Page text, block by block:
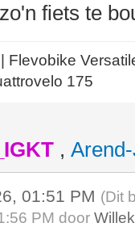
fiets te
| Flevobike
175
,
01:51 PM (Dit
PM door